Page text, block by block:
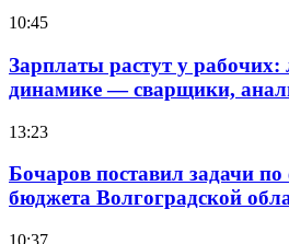
10:45
Зарплаты растут у рабочих:
динамике — сварщики,
13:23
Бочаров поставил задачи
бюджета Волгоградской